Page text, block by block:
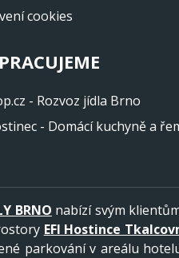
cookies
- Rozvoz jídla Brno
- Domácí kuchyně a
BRNO nabízí svým
EFI Hostince
parkování v areálu